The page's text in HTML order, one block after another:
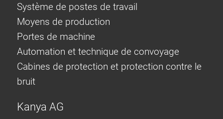
Système de postes de travail
Moyens de production
Portes de machine
Automation et technique de convoyage
Cabines de protection et protection contre le
bruit
Kanya AG